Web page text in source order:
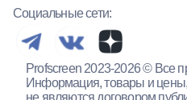
Социальные сети:
Profscreen 2023-2026 © Все
Информация, товары и
не являются договором